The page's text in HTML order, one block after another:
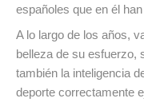
españoles que en él
A lo largo de los años,
belleza de su esfuerzo,
también la inteligencia
deporte correctamente